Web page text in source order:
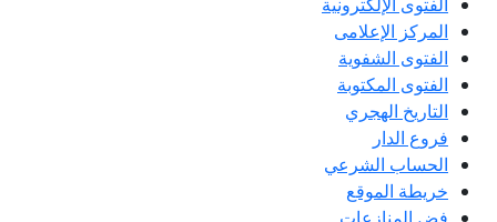
المركز الإعلامى
الفتوى الشفوية
الفتوى المكتوبة
التاريخ الهجري
فروع الدار
الحساب الشرعي
خريطة الموقع